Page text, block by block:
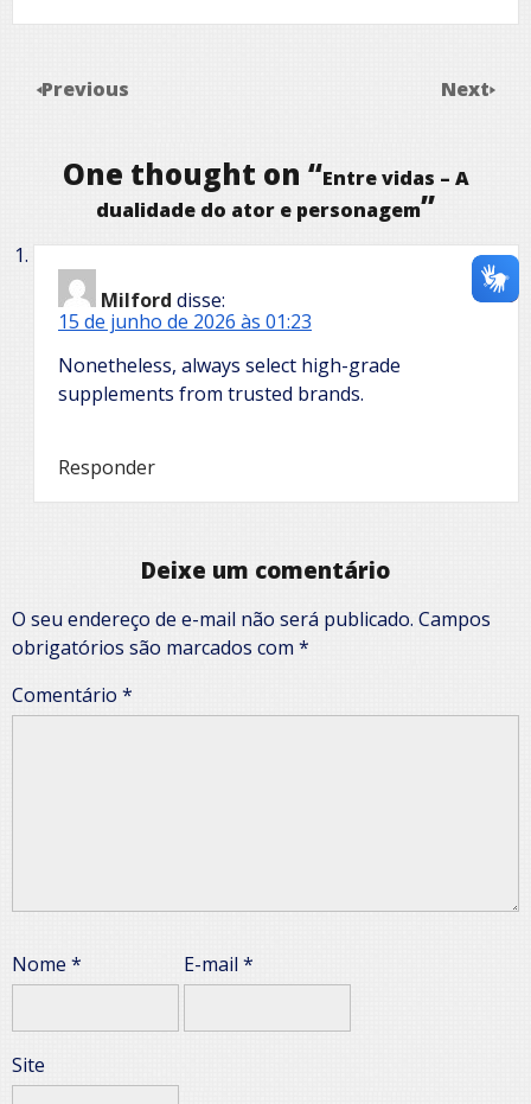
Previous Next
One thought on “Entre vidas – A
dualidade do ator e personagem”
Milford disse:
15 de junho de 2026 às 01:23
Nonetheless, always select high-grade
supplements from trusted brands.
Responder
Deixe um comentário
O seu endereço de e-mail não será publicado. Campos
obrigatórios são marcados com *
Comentário *
Nome * E-mail *
Site